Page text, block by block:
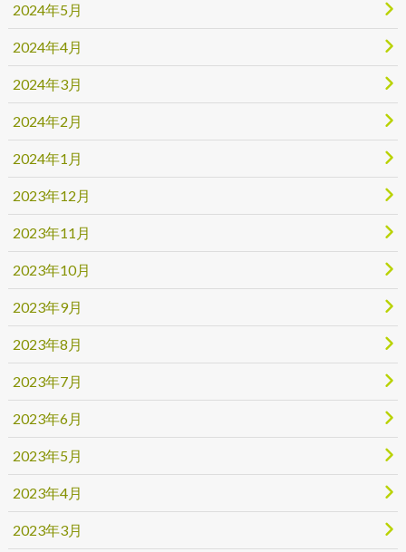
2024年5月
2024年4月
2024年3月
2024年2月
2024年1月
2023年12月
2023年11月
2023年10月
2023年9月
2023年8月
2023年7月
2023年6月
2023年5月
2023年4月
2023年3月